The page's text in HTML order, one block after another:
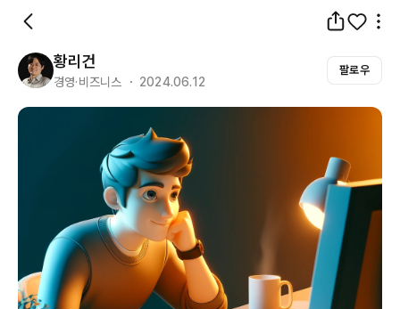
황리건
경영·비즈니스 ・ 2024.06.12
팔로우